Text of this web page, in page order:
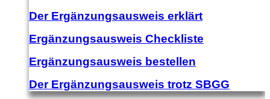
Der Ergänzungsausweis erklärt
Ergänzungsausweis Checkliste
Ergänzungsausweis bestellen
Der Ergänzungsausweis trotz SBGG